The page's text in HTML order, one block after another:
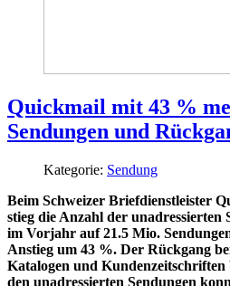
Quickmail mit 43 %
Sendungen und
Kategorie: Sendung
Beim Schweizer Briefdienstleister
stieg die Anzahl der unadressierten
im Vorjahr auf 21.5 Mio.
Anstieg um 43 %. Der Rückgang
Katalogen und
den unadressierten Sendungen